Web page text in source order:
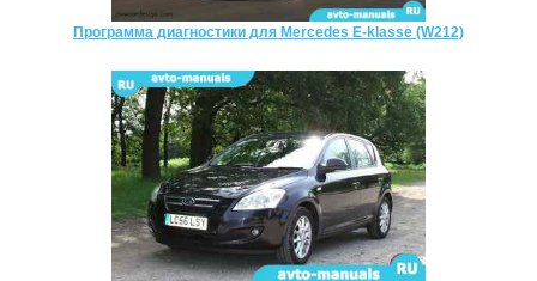
Программа диагностики для Mercedes E-klasse (W212)